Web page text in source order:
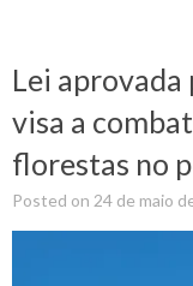
Lei aprovada
visa a
florestas no
Posted on 24 de maio